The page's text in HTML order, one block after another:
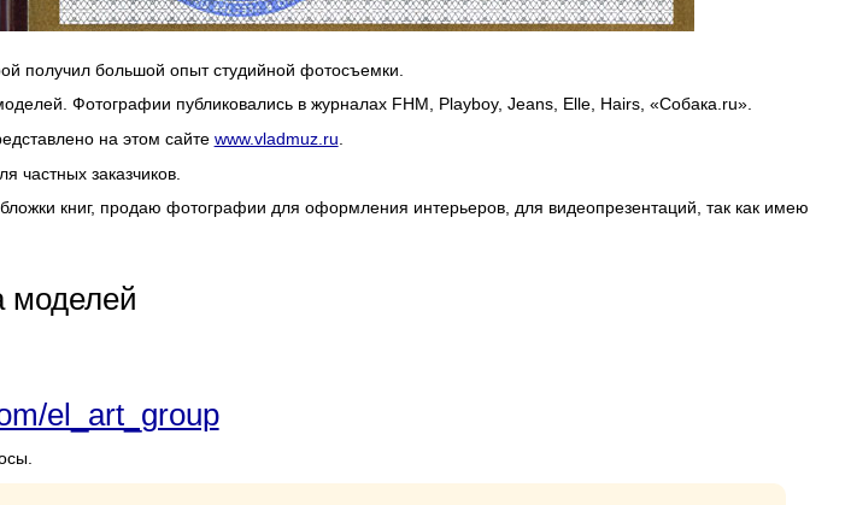
получил большой опыт студийной фотосъемки.
Фотографии публиковались в журналах FHM, Playboy, Jeans, Elle, Hairs, «Собака.ru».
на этом сайте www.vladmuz.ru
заказчиков.
книг, продаю фотографии для оформления интерьеров, для видеопрезентаций, так как имею
моделей
el_art_group